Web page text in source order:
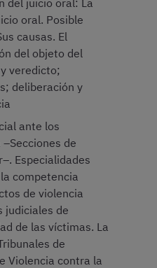
oral. Posible
causas. El
del objeto del
veredicto;
deliberación y
ante los
de
Especialidades
competencia
de violencia
judiciales de
de las víctimas. La
de
Violencia contra la